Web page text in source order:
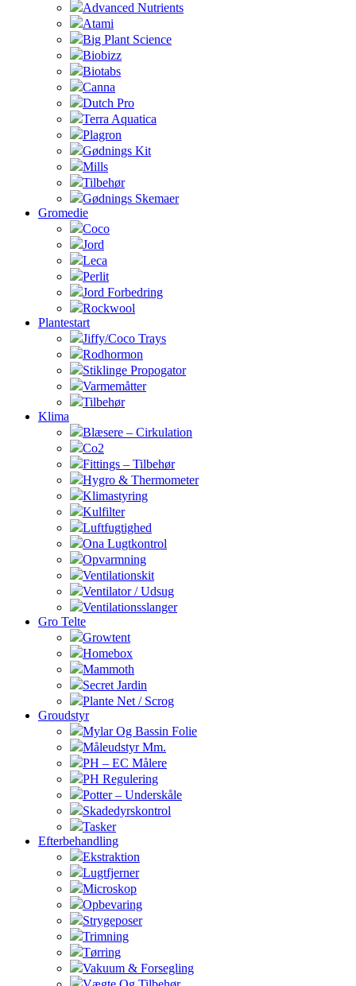
Advanced Nutrients
Atami
Big Plant Science
Biobizz
Biotabs
Canna
Dutch Pro
Terra Aquatica
Plagron
Gødnings Kit
Mills
Tilbehør
Gødnings Skemaer
Gromedie
Coco
Jord
Leca
Perlit
Jord Forbedring
Rockwool
Plantestart
Jiffy/Coco Trays
Rodhormon
Stiklinge Propogator
Varmemåtter
Tilbehør
Klima
Blæsere – Cirkulation
Co2
Fittings – Tilbehør
Hygro & Thermometer
Klimastyring
Kulfilter
Luftfugtighed
Ona Lugtkontrol
Opvarmning
Ventilationskit
Ventilator / Udsug
Ventilationsslanger
Gro Telte
Growtent
Homebox
Mammoth
Secret Jardin
Plante Net / Scrog
Groudstyr
Mylar Og Bassin Folie
Måleudstyr Mm.
PH – EC Målere
PH Regulering
Potter – Underskåle
Skadedyrskontrol
Tasker
Efterbehandling
Ekstraktion
Lugtfjerner
Microskop
Opbevaring
Strygeposer
Trimning
Tørring
Vakuum & Forsegling